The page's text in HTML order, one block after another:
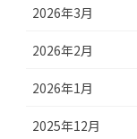
2026年3月
2026年2月
2026年1月
2025年12月